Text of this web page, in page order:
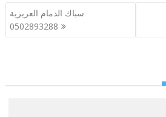
سباك الدمام العزيزية
0502893288